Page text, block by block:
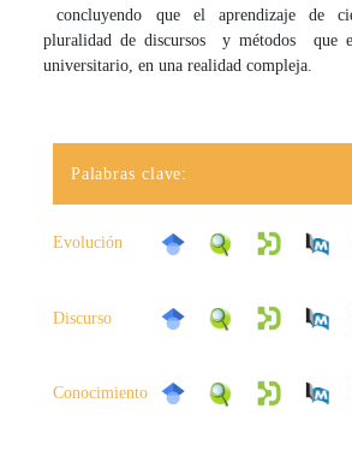
concluyendo que el aprendizaje de
pluralidad de discursos y métodos que
universitario, en una realidad compleja.
Palabras clave:
Evolución
Discurso
Conocimiento